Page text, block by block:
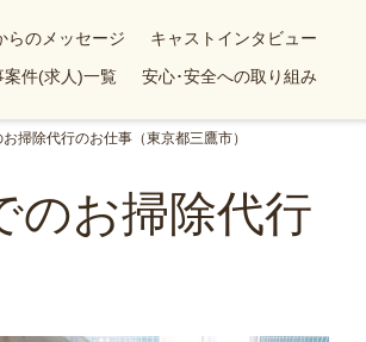
らのメッセージ
キャストインタビュー
案件(求人)一覧 安心･安全への取り組み
掃除代行のお仕事（東京都三鷹市）
のお掃除代行